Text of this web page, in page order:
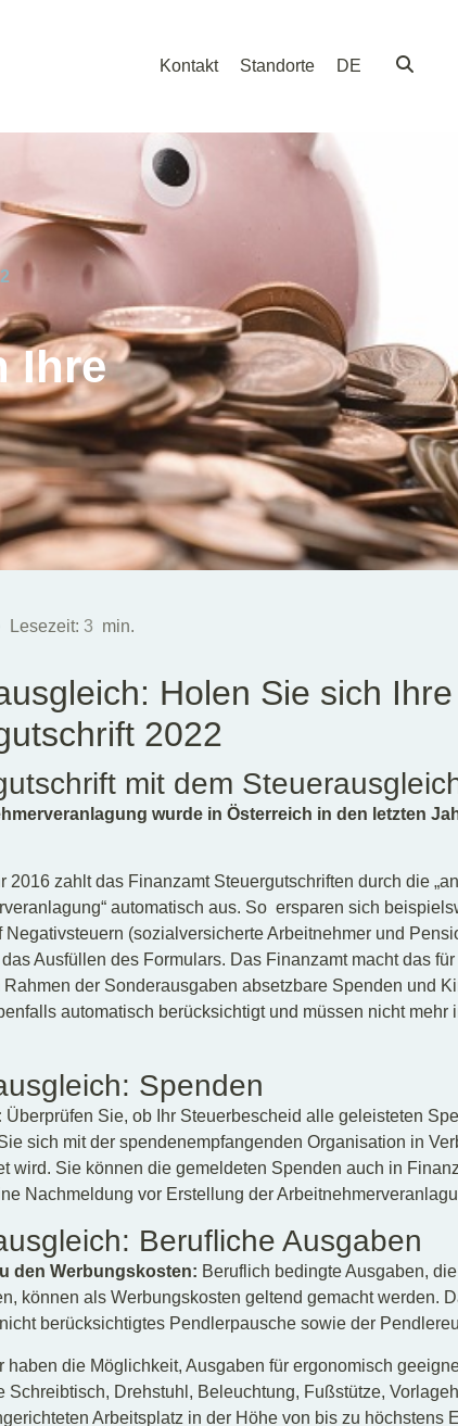
Kontakt Standorte DE
Ihre
Lesezeit: 3 min.
Holen Sie sich Ihre
2022
mit dem
wurde in Österreich in den letzten
2016 zahlt das Finanzamt Steuergutschriften durch die
automatisch aus. So ersparen sich
Negativsteuern (sozialversicherte Arbeitnehmer und
Ausfüllen des Formulars. Das Finanzamt macht das
Rahmen der Sonderausgaben absetzbare Spenden und
automatisch berücksichtigt und müssen nicht mehr
Spenden
Überprüfen Sie, ob Ihr Steuerbescheid alle geleisteten
sich mit der spendenempfangenden Organisation in
wird. Sie können die gemeldeten Spenden auch in
Nachmeldung vor Erstellung der
Berufliche Ausgaben
den Werbungskosten: Beruflich bedingte Ausgaben,
können als Werbungskosten geltend gemacht werden.
berücksichtigtes Pendlerpausche sowie der
haben die Möglichkeit, Ausgaben für ergonomisch
Schreibtisch, Drehstuhl, Beleuchtung, Fußstütze,
Arbeitsplatz in der Höhe von bis zu höchstens